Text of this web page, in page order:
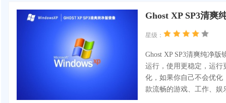
Ghost XP SP3清爽
星级：
Ghost XP SP3清爽纯净
运行，使用更稳定，运行
化，如果你自己不会优化
款流畅的游戏、工作、娱